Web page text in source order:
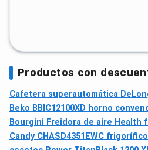
Productos con
Cafetera superautomática
Beko BBIC12100XD horno
Bourgini Freidora de aire Health
Candy CHASD4351EWC